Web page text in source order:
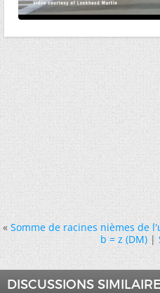
« Somme de racines nièmes de
b = z (DM)|
DISCUSSIONS